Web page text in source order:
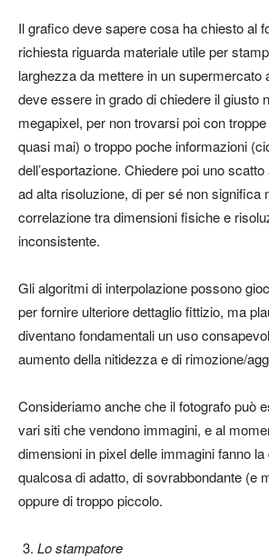
Il grafico deve sapere cosa ha chiesto al
richiesta riguarda materiale utile per
larghezza da mettere in un supermercato
deve essere in grado di chiedere il giusto
megapixel, per non trovarsi poi con
quasi mai) o troppo poche informazioni
dell’esportazione. Chiedere poi uno
ad alta risoluzione, di per sé non significa
correlazione tra dimensioni fisiche e
inconsistente.
Gli algoritmi di interpolazione possono
per fornire ulteriore dettaglio fittizio, ma
diventano fondamentali un uso
aumento della nitidezza e di rimozione/
Consideriamo anche che il fotografo può
vari siti che vendono immagini, e al
dimensioni in pixel delle immagini fanno
qualcosa di adatto, di sovrabbondante (e
oppure di troppo piccolo.
Lo stampatore